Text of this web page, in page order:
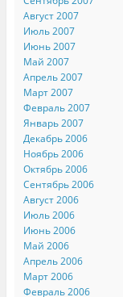
Август 2007
Июль 2007
Июнь 2007
Май 2007
Апрель 2007
Март 2007
Февраль 2007
Январь 2007
Декабрь 2006
Ноябрь 2006
Октябрь 2006
Сентябрь 2006
Август 2006
Июль 2006
Июнь 2006
Май 2006
Апрель 2006
Март 2006
Февраль 2006